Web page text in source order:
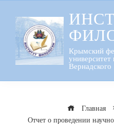
содержанию
Крымский
Вернадского
Главная
Отчет о проведении